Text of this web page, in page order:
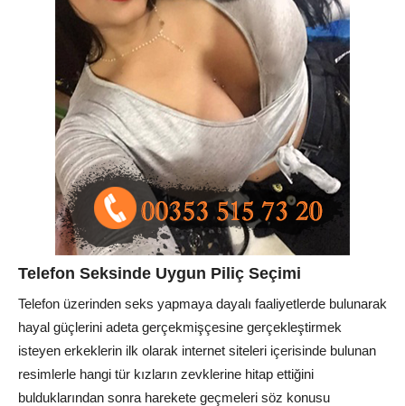
Telefon Seksinde Uygun Piliç Seçimi
Telefon üzerinden seks yapmaya dayalı faaliyetlerde bulunarak
hayal güçlerini adeta gerçekmişçesine gerçekleştirmek
isteyen erkeklerin ilk olarak internet siteleri içerisinde bulunan
resimlerle hangi tür kızların zevklerine hitap ettiğini
bulduklarından sonra harekete geçmeleri söz konusu